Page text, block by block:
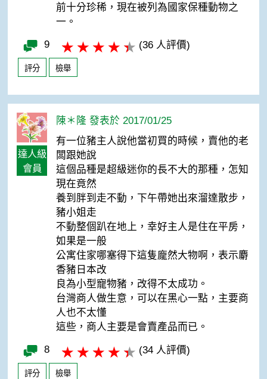
前十分珍稀，現在被列為國家保種動物之
一。
9 (36 人評價)
評分 檢舉
達人級
會員
陳＊隆 發表於 2017/01/25
有一位豬主人說他當初買的時候，賣他的老
闆跟她說
這個品種是超級迷你的長不大的那種，怎知
現在竟然
養到胖到走不動，下午帶她出來溜達散步，
豬小姐走
不動整個趴在地上，幸好主人是住在平房，
如果是一般
公寓住家哪塞得下這隻龐然大物啊，表示麝
香豬日本改
良為小型寵物豬，改得不太成功。
台灣商人做生意，可以在黑心一點，主要商
人也不太懂
這些，商人主要是會賣產品而已。
8 (34 人評價)
評分 檢舉